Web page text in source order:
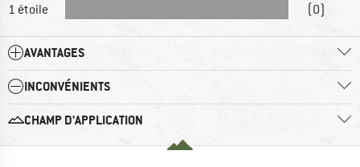
1 étoile
(0)
AVANTAGES
INCONVÉNIENTS
CHAMP D'APPLICATION